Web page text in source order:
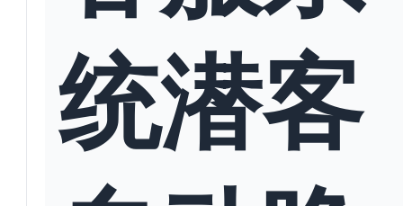
统潜客